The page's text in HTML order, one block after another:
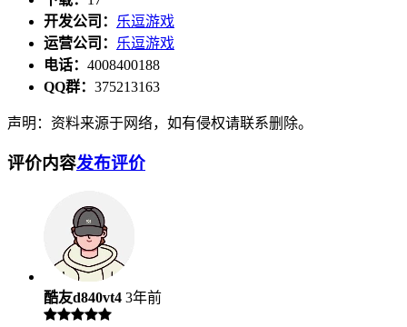
开发公司： 乐逗游戏
运营公司： 乐逗游戏
电话： 4008400188
QQ群： 375213163
声明：资料来源于网络，如有侵权请联系删除。
评价内容发布评价
酷友d840vt4 3年前